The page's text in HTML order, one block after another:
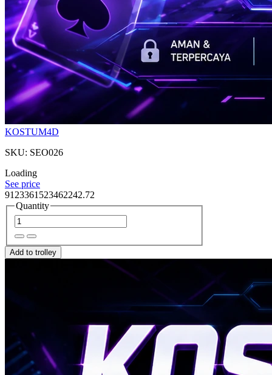
KOSTUM4D
SKU: SEO026
Loading
See price
9123361523462242.72
Quantity
Add to trolley